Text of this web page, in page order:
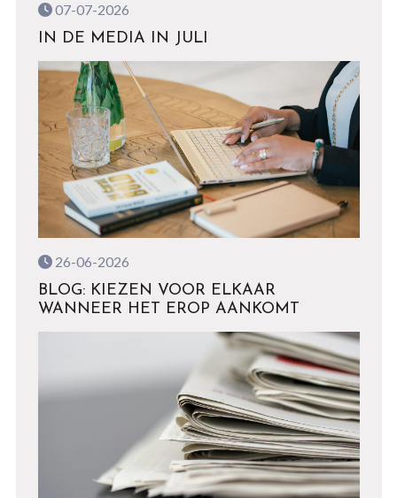
07-07-2026
IN DE MEDIA IN JULI
26-06-2026
BLOG: KIEZEN VOOR ELKAAR
WANNEER HET EROP AANKOMT